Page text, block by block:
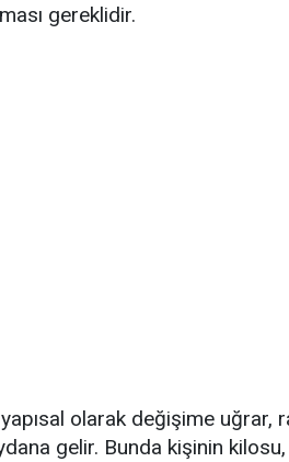
gereklidir.
olarak değişime uğrar,
gelir. Bunda kişinin